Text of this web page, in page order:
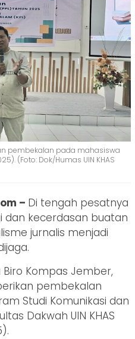
pembekalan pada mahasiswa
(Foto: Dok/Humas UIN KHAS
– Di tengah pesatnya
kecerdasan buatan
jurnalis menjadi
Kompas Jember,
pembekalan
Studi Komunikasi dan
Dakwah UIN KHAS